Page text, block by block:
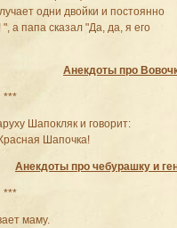
одни двойки и постоянно
а папа сказал "Да, да, я его
Анекдоты про
***
Шапокляк и говорит:
Шапочка!
Анекдоты про чебурашку и
***
маму.